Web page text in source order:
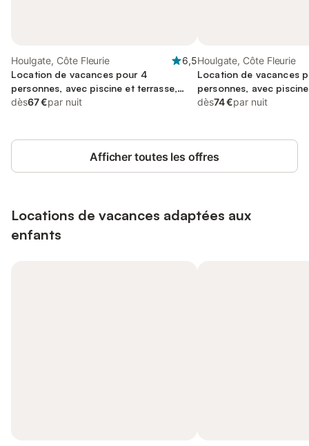
Houlgate, Côte Fleurie
6,5
Location de vacances pour 4
personnes, avec piscine et terrasse,
adapté aux familles
dès67 €par nuit
Houlgate, Côte Fleurie
Location de vacances
personnes, avec
terrasse et sauna,
dès74 €par nuit
Afficher toutes les offres
Locations de vacances adaptées aux
enfants